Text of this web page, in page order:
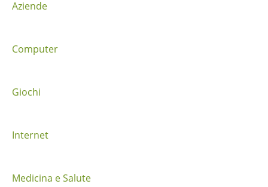
t
a
p
o
Aziende
Computer
Giochi
Internet
Medicina e Salute